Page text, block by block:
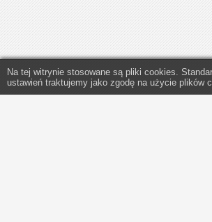
Na tej witrynie stosowane są pliki cookies.
ustawień traktujemy jako zgodę na użycie plików